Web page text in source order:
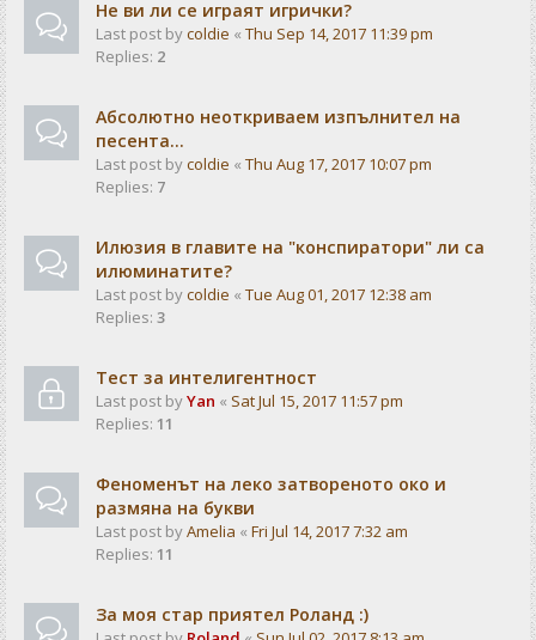
Не ви ли се играят игрички?
Last post bycoldie « Thu Sep 14, 2017 11:39 pm
Replies: 2
Абсолютно неоткриваем изпълнител на
песента...
Last post bycoldie « Thu Aug 17, 2017 10:07 pm
Replies: 7
Илюзия в главите на "конспиратори" ли са
илюминатите?
Last post bycoldie « Tue Aug 01, 2017 12:38 am
Replies: 3
Тест за интелигентност
Last post byYan « Sat Jul 15, 2017 11:57 pm
Replies: 11
Феноменът на леко затвореното око и
размяна на букви
Last post byAmelia « Fri Jul 14, 2017 7:32 am
Replies: 11
За моя стар приятел Роланд :)